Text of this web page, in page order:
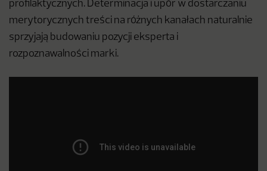
profilaktycznych. Determinacja i upór w dostarczaniu
merytorycznych treści na różnych kanałach naturalnie
sprzyjają budowaniu pozycji eksperta i
rozpoznawalności marki.